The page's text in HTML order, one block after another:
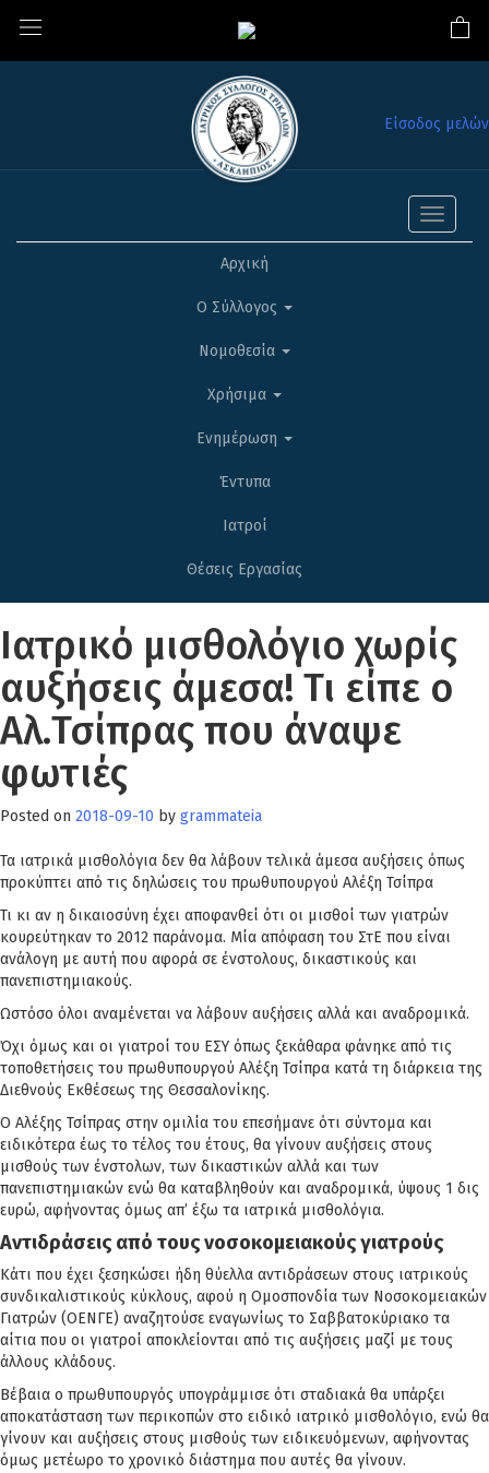
Είσοδος μελών
Toggle
Αρχική
Ο Σύλλογος
Νομοθεσία
Χρήσιμα
Ενημέρωση
Έντυπα
Ιατροί
Θέσεις Εργασίας
Ιατρικό μισθολόγιο χωρίς
αυξήσεις άμεσα! Τι είπε ο
Αλ.Τσίπρας που άναψε
φωτιές
Posted on 2018-09-10 by grammateia
Τα ιατρικά μισθολόγια δεν θα λάβουν τελικά άμεσα αυξήσεις όπως
προκύπτει από τις δηλώσεις του πρωθυπουργού Αλέξη Τσίπρα
Τι κι αν η δικαιοσύνη έχει αποφανθεί ότι οι μισθοί των γιατρών
κουρεύτηκαν το 2012 παράνομα. Μία απόφαση του ΣτΕ που είναι
ανάλογη με αυτή που αφορά σε ένστολους, δικαστικούς και
πανεπιστημιακούς.
Ωστόσο όλοι αναμένεται να λάβουν αυξήσεις αλλά και αναδρομικά.
Όχι όμως και οι γιατροί του ΕΣΥ όπως ξεκάθαρα φάνηκε από τις
τοποθετήσεις του πρωθυπουργού Αλέξη Τσίπρα κατά τη διάρκεια της
Διεθνούς Εκθέσεως της Θεσσαλονίκης.
Ο Αλέξης Τσίπρας στην ομιλία του επεσήμανε ότι σύντομα και
ειδικότερα έως το τέλος του έτους, θα γίνουν αυξήσεις στους
μισθούς των ένστολων, των δικαστικών αλλά και των
πανεπιστημιακών ενώ θα καταβληθούν και αναδρομικά, ύψους 1 δις
ευρώ, αφήνοντας όμως απ’ έξω τα ιατρικά μισθολόγια.
Αντιδράσεις από τους νοσοκομειακούς γιατρούς
Κάτι που έχει ξεσηκώσει ήδη θύελλα αντιδράσεων στους ιατρικούς
συνδικαλιστικούς κύκλους, αφού η Ομοσπονδία των Νοσοκομειακών
Γιατρών (ΟΕΝΓΕ) αναζητούσε εναγωνίως το Σαββατοκύριακο τα
αίτια που οι γιατροί αποκλείονται από τις αυξήσεις μαζί με τους
άλλους κλάδους.
Βέβαια ο πρωθυπουργός υπογράμμισε ότι σταδιακά θα υπάρξει
αποκατάσταση των περικοπών στο ειδικό ιατρικό μισθολόγιο, ενώ θα
γίνουν και αυξήσεις στους μισθούς των ειδικευόμενων, αφήνοντας
όμως μετέωρο το χρονικό διάστημα που αυτές θα γίνουν.